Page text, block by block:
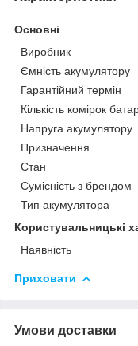
Основні
Виробник
Ємність акумулятору
Гарантійний термін
Кількість комірок
Напруга акумулятору
Призначення
Стан
Сумісність з брендом
Тип акумулятора
Користувальницькі
Наявність
Приховати
Умови доставки